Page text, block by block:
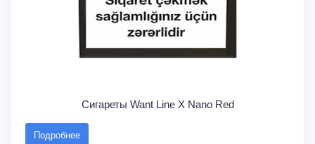
Сигареты Want Line X Nano Red
Подробнее